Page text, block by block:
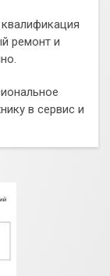
ремонт и
в сервис и